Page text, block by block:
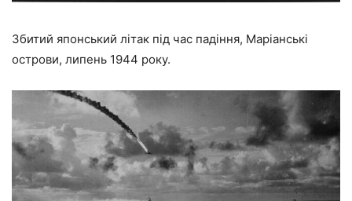
Збитий японський літак під час падіння, Маріанські
острови, липень 1944 року.